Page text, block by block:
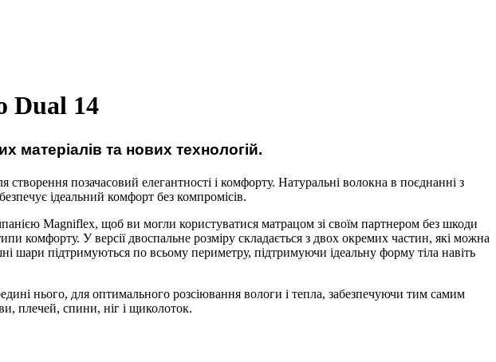
Dual 14
матеріалів та нових технологій.
позачасовий елегантності і комфорту. Натуральні волокна в поєднанні з
ідеальний комфорт без компромісів.
Magniflex, щоб ви могли користуватися матрацом зі своїм партнером без шкоди
комфорту. У версії двоспальне розміру складається з двох окремих частин, які можна
шари підтримуються по всьому периметру, підтримуючи ідеальну форму тіла навіть
нього, для оптимального розсіювання вологи і тепла, забезпечуючи тим самим
плечей, спини, ніг і щиколоток.